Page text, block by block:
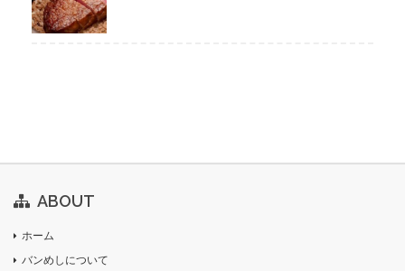
ABOUT
ホーム
バンめしについて